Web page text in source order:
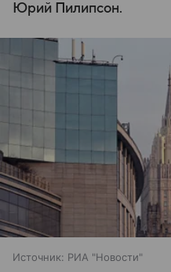
Юрий Пилипсон.
Источник: РИА "Новости"